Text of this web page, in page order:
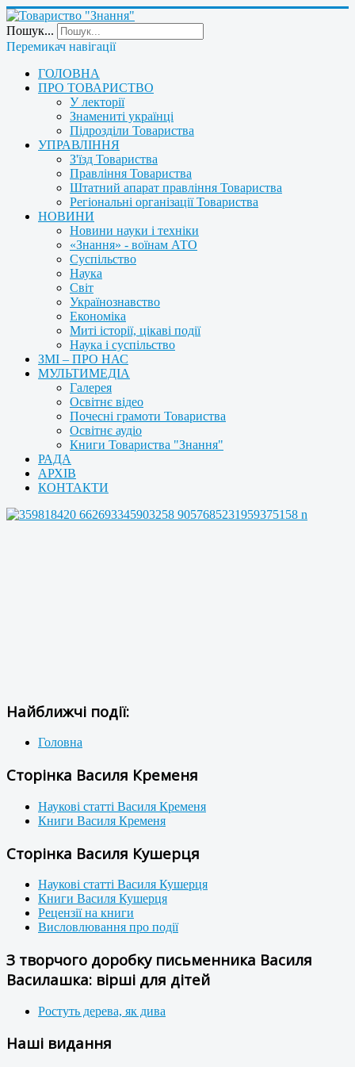
Пошук...
Перемикач навігації
ГОЛОВНА
ПРО ТОВАРИСТВО
У лекторії
Знамениті українці
Підрозділи Товариства
УПРАВЛІННЯ
З'їзд Товариства
Правління Товариства
Штатний апарат правління Товариства
Регіональні організації Товариства
НОВИНИ
Новини науки і техніки
«Знання» - воїнам АТО
Суспільство
Наука
Світ
Українознавство
Економіка
Миті історії, цікаві події
Наука і суспільство
ЗМІ – ПРО НАС
МУЛЬТИМЕДІА
Галерея
Освітнє відео
Почесні грамоти Товариства
Освітнє аудіо
Книги Товариства "Знання"
РАДА
АРХІВ
КОНТАКТИ
Найближчі події:
Головна
Сторінка Василя Кременя
Наукові статті Василя Кременя
Книги Василя Кременя
Сторінка Василя Кушерця
Наукові статті Василя Кушерця
Книги Василя Кушерця
Рецензії на книги
Висловлювання про події
З творчого доробку письменника Василя
Василашка: вірші для дітей
Ростуть дерева, як дива
Наші видання